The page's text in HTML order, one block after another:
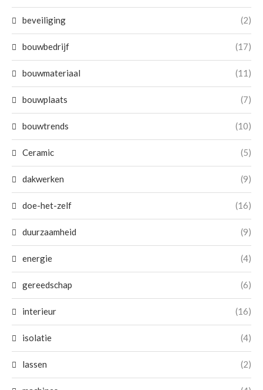
beveiliging (2)
bouwbedrijf (17)
bouwmateriaal (11)
bouwplaats (7)
bouwtrends (10)
Ceramic (5)
dakwerken (9)
doe-het-zelf (16)
duurzaamheid (9)
energie (4)
gereedschap (6)
interieur (16)
isolatie (4)
lassen (2)